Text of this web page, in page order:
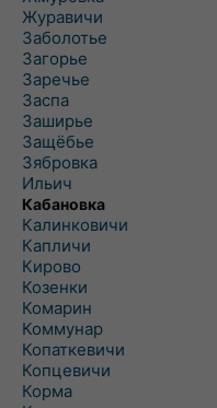
Журавичи
Заболотье
Загорье
Заречье
Заспа
Заширье
Защёбье
Зябровка
Ильич
Кабановка
Калинковичи
Капличи
Кирово
Козенки
Комарин
Коммунар
Копаткевичи
Копцевичи
Корма